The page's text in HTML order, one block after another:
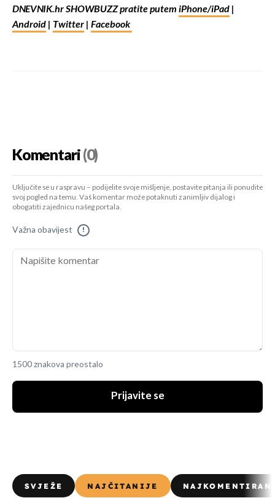
DNEVNIK.hr SHOWBUZZ pratite putem iPhone/iPad |
Android | Twitter | Facebook
Komentari(0)
Uključite se u raspravu – podijelite svoje mišljenje, postavite pitanja ili ponudite
svoj pogled na temu. Vaš komentar može potaknuti zanimljiv dijalog i
obogatiti zajednicu našeg portala.
Važna obavijest !
1500 znakova preostalo
Prijavite se
SVJEŽE NAJČITANIJE